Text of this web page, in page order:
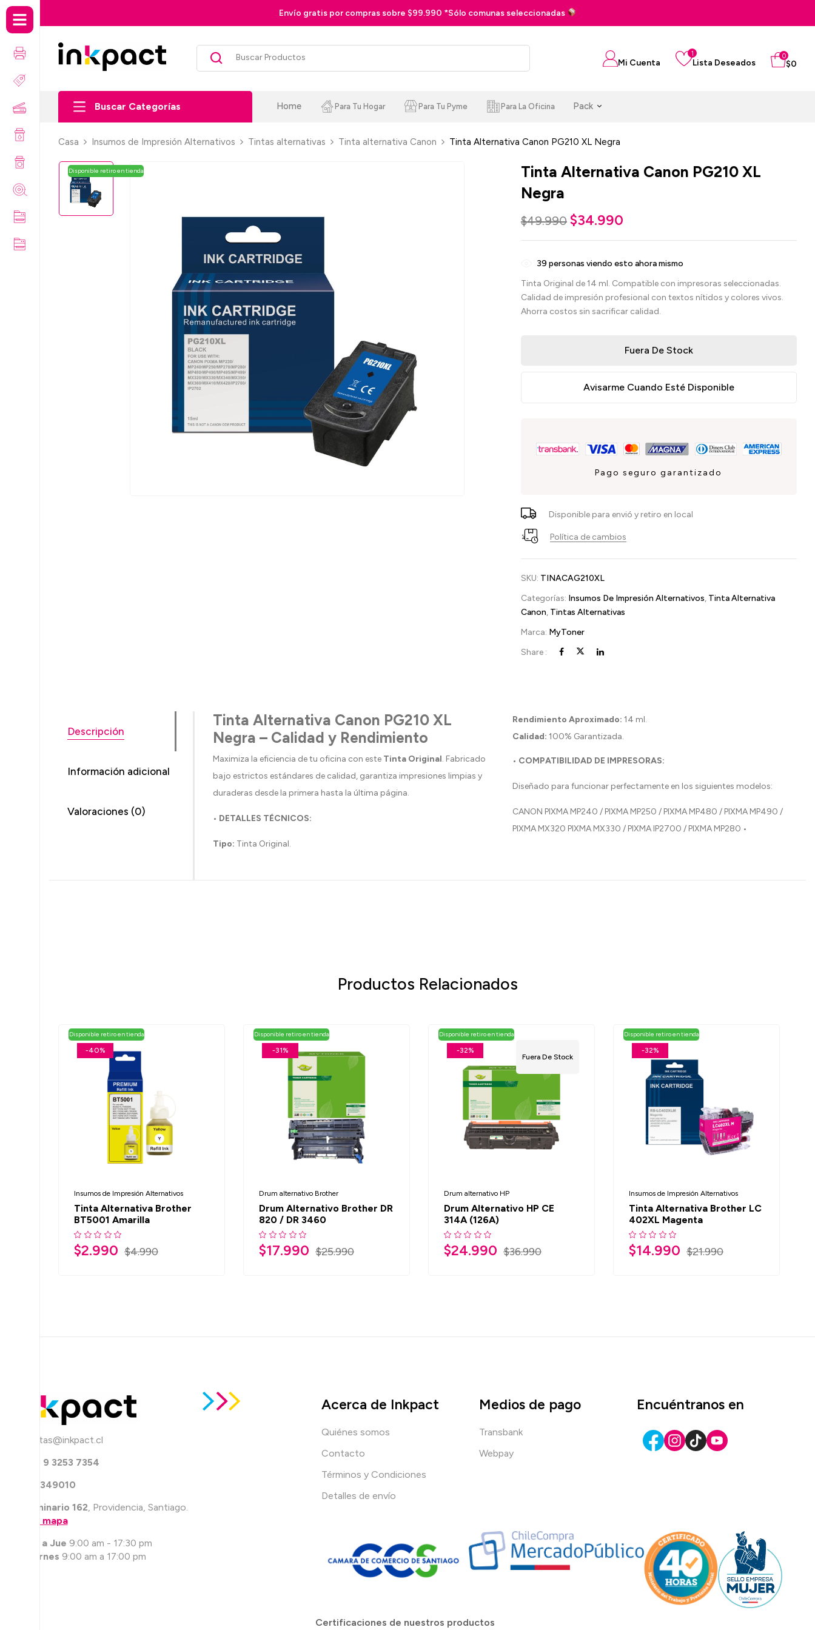
Envío gratis por compras sobre $99.990 *Sólo comunas seleccionadas
Mi Cuenta
1
Lista Deseados
0
$0
Buscar Categorías Home Para Tu Hogar Para Tu Pyme Para La Oficina Pack
Casa Insumos de Impresión Alternativos Tintas alternativas Tinta alternativa Canon Tinta Alternativa Canon PG210 XL Negra
Disponible retiro en tienda
Tinta Alternativa Canon PG210 XL
Negra
$49.990 $34.990
39 personas viendo esto ahora mismo
Tinta Original de 14 ml. Compatible con impresoras seleccionadas.
Calidad de impresión profesional con textos nítidos y colores vivos.
Ahorra costos sin sacrificar calidad.
Fuera De Stock
Avisarme Cuando Esté Disponible
Pago seguro garantizado
Disponible para envió y retiro en local
Política de cambios
SKU: TINACAG210XL
Categorías: Insumos De Impresión Alternativos, Tinta Alternativa
Canon, Tintas Alternativas
Marca: MyToner
Share :
Descripción
Información adicional
Valoraciones (0)
Tinta Alternativa Canon PG210 XL
Negra – Calidad y Rendimiento
Maximiza la eficiencia de tu oficina con este Tinta Original. Fabricado
bajo estrictos estándares de calidad, garantiza impresiones limpias y
duraderas desde la primera hasta la última página.
• DETALLES TÉCNICOS:
Tipo: Tinta Original.
Rendimiento Aproximado: 14 ml.
Calidad: 100% Garantizada.
• COMPATIBILIDAD DE IMPRESORAS:
Diseñado para funcionar perfectamente en los siguientes modelos:
CANON PIXMA MP240 / PIXMA MP250 / PIXMA MP480 / PIXMA MP490 /
PIXMA MX320 PIXMA MX330 / PIXMA IP2700 / PIXMA MP280 •
Productos Relacionados
-40%
Disponible retiro en tienda
Insumos de Impresión Alternativos
Tinta Alternativa Brother
BT5001 Amarilla
$4.990
$2.990
-31%
Disponible retiro en tienda
Drum alternativo Brother
Drum Alternativo Brother DR
820 / DR 3460
$25.990
$17.990
-32%
Disponible retiro en tienda
Fuera De Stock
Drum alternativo HP
Drum Alternativo HP CE
314A (126A)
$36.990
$24.990
-32%
Disponible retiro en tienda
Insumos de Impresión Alternativos
Tinta Alternativa Brother LC
402XL Magenta
$21.990
$14.990
ventas@inkpact.cl
+56 9 3253 7354
226349010
Seminario 162, Providencia, Santiago.
Ver mapa
Lun a Jue 9:00 am - 17:30 pm
Viernes 9:00 am a 17:00 pm
Acerca de Inkpact
Quiénes somos
Contacto
Términos y Condiciones
Detalles de envío
Medios de pago
Transbank
Webpay
Encuéntranos en
Certificaciones de nuestros productos